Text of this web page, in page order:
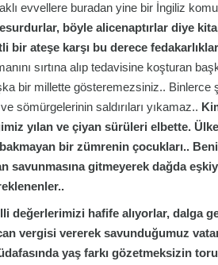
evvellere buradan yine bir İngiliz
böyle alicenaptırlar diye
bir ateşe karşı bu derece
sırtına alıp tedavisine koşturan
bir millette gösteremezsiniz.. Binlerce
sömürgelerinin saldırıları yıkamaz..
yılan ve çiyan sürüleri elbette.
bir zümrenin çocukları..
savunmasına gitmeyerek dağda
değerlerimizi hafife alıyorlar, dalga
vergisi vererek savunduğumuz
yaş farkı gözetmeksizin